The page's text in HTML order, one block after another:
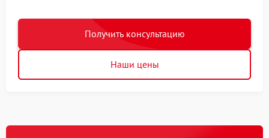
Получить консультацию
Наши цены